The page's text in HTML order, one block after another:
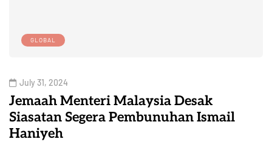
GLOBAL
July 31, 2024
Jemaah Menteri Malaysia Desak
Siasatan Segera Pembunuhan Ismail
Haniyeh